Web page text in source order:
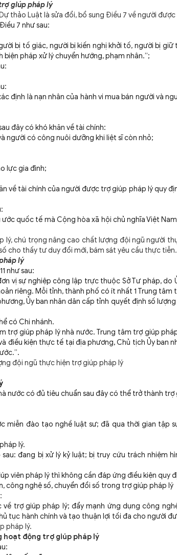
giúp pháp lý
thảo Luật là sửa đổi, bổ sung Điều 7 về người
7 như sau:
bị tố giác, người bị kiến nghị khởi tố, người bị
pháp xử lý chuyển hướng, phạm nhân.”;
định là nạn nhân của hành vi mua bán người và
đây có khó khăn về tài chính:
người có công nuôi dưỡng khi liệt sĩ còn nhỏ;
lực gia đình;
về tài chính của người được trợ giúp pháp lý quy
quốc tế mà Cộng hòa xã hội chủ nghĩa Việt
lý, chú trọng nâng cao chất lượng đội ngũ người
cho thấy tư duy đổi mới, bám sát yêu cầu thực tiễn.
lý
như sau:
vị sự nghiệp công lập trực thuộc Sở Tư pháp,
riêng. Mỗi tỉnh, thành phố có ít nhất 1 Trung tâm
Ủy ban nhân dân cấp tỉnh quyết định số
có Chi nhánh.
trợ giúp pháp lý nhà nước. Trung tâm trợ giúp
điều kiện thực tế tại địa phương, Chủ tịch Ủy ban
đội ngũ thực hiện trợ giúp pháp lý
nước có đủ tiêu chuẩn sau đây có thể trở thành trợ
miễn đào tạo nghề luật sư; đã qua thời gian tập
lý.
đang bị xử lý kỷ luật; bị truy cứu trách nhiệm
viên pháp lý thì không cần đáp ứng điều kiện quy
công nghệ số, chuyển đổi số trong trợ giúp pháp lý
về trợ giúp pháp lý; đẩy mạnh ứng dụng công
tục hành chính và tạo thuận lợi tối đa cho người
pháp lý.
động trợ giúp pháp lý